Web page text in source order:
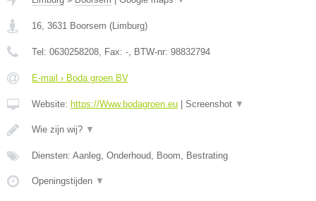
16, 3631 Boorsem (Limburg)
Tel: 0630258208, Fax: -, BTW-nr: 98832794
E-mail › Boda groen BV
Website: https://Www.bodagroen.eu Screenshot ▼
Wie zijn wij? ▼
Diensten: Aanleg, Onderhoud, Boom, Bestrating
Openingstijden ▼